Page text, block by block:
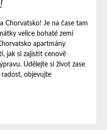
Chorvatsko! Je na čase tam
velice bohaté zemi
apartmány
jak si zajistit cenově
Udělejte si život zase
objevujte